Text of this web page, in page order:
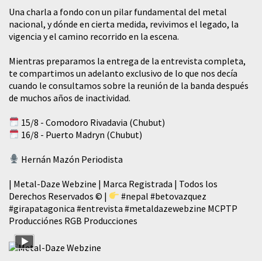
​Una charla a fondo con un pilar fundamental del metal
nacional, y dónde en cierta medida, revivimos el legado, la
vigencia y el camino recorrido en la escena.
Mientras preparamos la entrega de la entrevista completa,
te compartimos un adelanto exclusivo de lo que nos decía
cuando le consultamos sobre la reunión de la banda después
de muchos años de inactividad.
15/8 - Comodoro Rivadavia (Chubut)
16/8 - Puerto Madryn (Chubut)
Hernán Mazón Periodista
| Metal-Daze Webzine | Marca Registrada | Todos los
Derechos Reservados © |
#nepal #betovazquez
#girapatagonica #entrevista #metaldazewebzine MCPTP
Producciónes RGB Producciones